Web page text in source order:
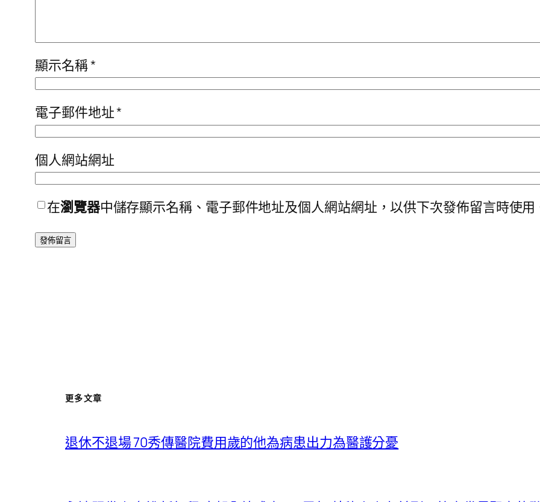
顯示名稱*
電子郵件地址*
個人網站網址
在瀏覽器中儲存顯示名稱、電子郵件地址及個人網站網址，以供下次發佈留言時使用
更多文章
退休不退場 70秀傳醫院費用歲的他為病患出力為醫護分憂